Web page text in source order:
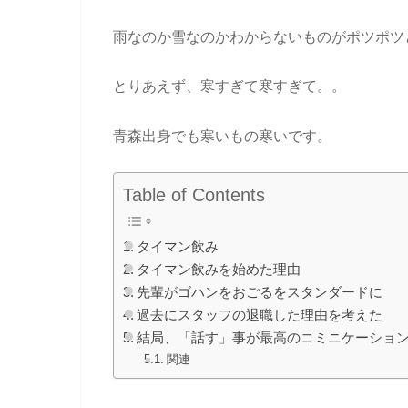
雨なのか雪なのかわからないものがポツポツ
とりあえず、寒すぎて寒すぎて。。
青森出身でも寒いもの寒いです。
Table of Contents
タイマン飲み
タイマン飲みを始めた理由
先輩がゴハンをおごるをスタンダードに
過去にスタッフの退職した理由を考えた
結局、「話す」事が最高のコミニケーショ
関連